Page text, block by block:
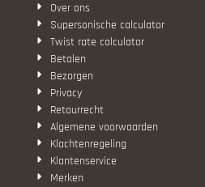
Over ons
Supersonische calculator
Twist rate calculator
Betalen
Bezorgen
Privacy
Retourrecht
Algemene voorwaarden
Klachtenregeling
Klantenservice
Merken